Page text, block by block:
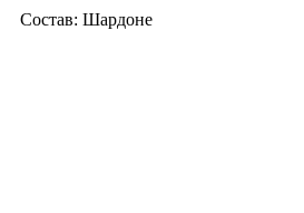
Состав: Шардоне